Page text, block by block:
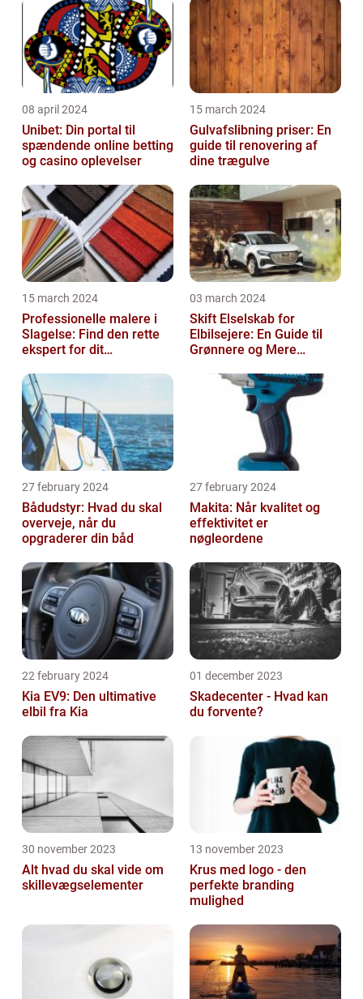
08 april 2024
Unibet: Din portal til
spændende online betting
og casino oplevelser
15 march 2024
Gulvafslibning priser: En
guide til renovering af
dine trægulve
15 march 2024
Professionelle malere i
Slagelse: Find den rette
ekspert for dit
03 march 2024
Skift Elselskab for
Elbilsejere: En Guide til
Grønnere og Mere
27 february 2024
Bådudstyr: Hvad du skal
overveje, når du
opgraderer din båd
27 february 2024
Makita: Når kvalitet og
effektivitet er
nøgleordene
22 february 2024
Kia EV9: Den ultimative
elbil fra Kia
01 december 2023
Skadecenter - Hvad kan
du forvente?
30 november 2023
Alt hvad du skal vide om
skillevægselementer
13 november 2023
Krus med logo - den
perfekte branding
mulighed